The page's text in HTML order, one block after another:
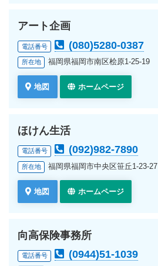
アート企画
電話番号 (080)5280-0387
所在地 福岡県福岡市南区桧原1-25-19
地図 ホームページ
ほけん生活
電話番号 (092)982-7890
所在地 福岡県福岡市中央区笹丘1-23-27
地図 ホームページ
向高保険事務所
電話番号 (0944)51-1039